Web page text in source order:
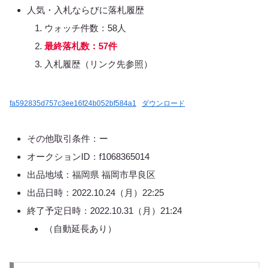
人気・入札ならびに落札履歴
ウォッチ件数：58人
最終落札数：57件
入札履歴（リンク先参照）
fa592835d757c3ee16f24b052bf584a1 ダウンロード
その他取引条件：ー
オークションID：f1068365014
出品地域：福岡県 福岡市早良区
出品日時：2022.10.24（月）22:25
終了予定日時：2022.10.31（月）21:24
（自動延長あり）